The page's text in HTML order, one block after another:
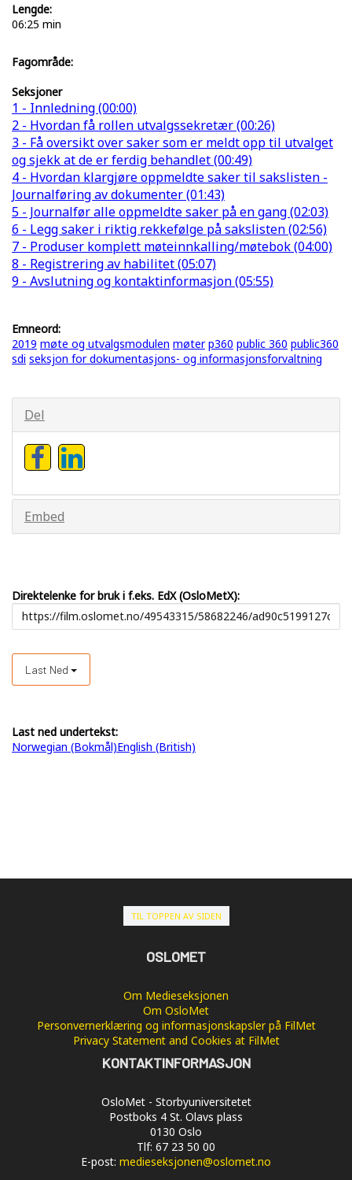
Lengde:
06:25 min
Fagområde:
Seksjoner
1 - Innledning (00:00)
2 - Hvordan få rollen utvalgssekretær (00:26)
3 - Få oversikt over saker som er meldt opp til utvalget
og sjekk at de er ferdig behandlet (00:49)
4 - Hvordan klargjøre oppmeldte saker til sakslisten -
Journalføring av dokumenter (01:43)
5 - Journalfør alle oppmeldte saker på en gang (02:03)
6 - Legg saker i riktig rekkefølge på sakslisten (02:56)
7 - Produser komplett møteinnkalling/møtebok (04:00)
8 - Registrering av habilitet (05:07)
9 - Avslutning og kontaktinformasjon (05:55)
Emneord:
2019 møte og utvalgsmodulen møter p360 public 360 public360
sdi seksjon for dokumentasjons- og informasjonsforvaltning
Del
Embed
Direktelenke for bruk i f.eks. EdX (OsloMetX):
Last Ned
Last ned undertekst:
Norwegian (Bokmål)English (British)
TIL TOPPEN AV SIDEN
OSLOMET
Om Medieseksjonen
Om OsloMet
Personvernerklæring og informasjonskapsler på FilMet
Privacy Statement and Cookies at FilMet
KONTAKTINFORMASJON
OsloMet - Storbyuniversitetet
Postboks 4 St. Olavs plass
0130 Oslo
Tlf: 67 23 50 00
E-post: medieseksjonen@oslomet.no